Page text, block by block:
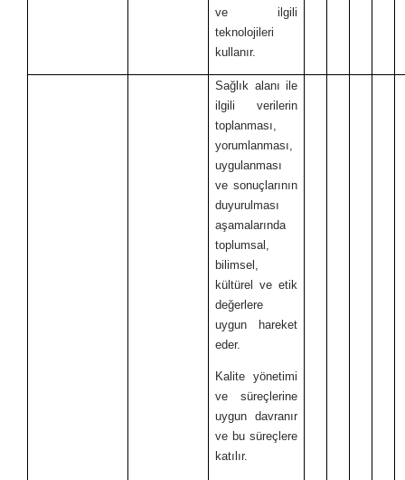
ve ilgili
teknolojileri
kullanır.
Sağlık alanı ile
ilgili verilerin
toplanması,
yorumlanması,
uygulanması
ve sonuçlarının
duyurulması
aşamalarında
toplumsal,
bilimsel,
kültürel ve etik
değerlere
uygun hareket
eder.
Kalite yönetimi
ve süreçlerine
uygun davranır
ve bu süreçlere
katılır.